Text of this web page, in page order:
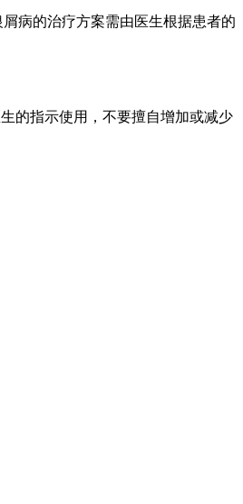
病的治疗方案需由医生根据患者的
的指示使用，不要擅自增加或减少